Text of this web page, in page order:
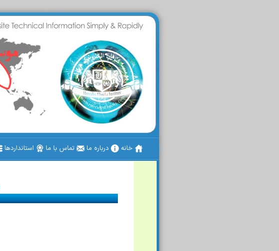
خانه درباره ما تماس با ما استانداردها